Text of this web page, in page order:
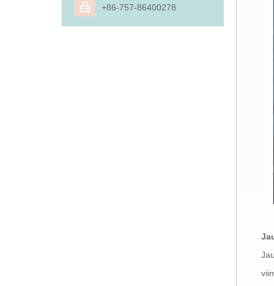
 +86-757-86400278